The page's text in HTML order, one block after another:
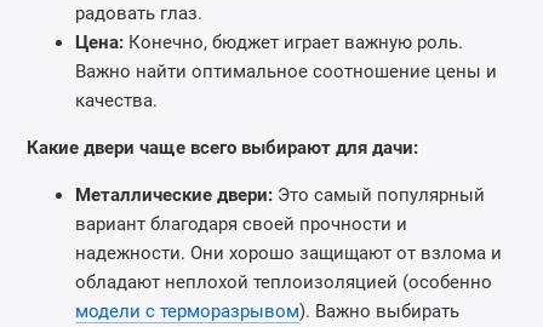
радовать глаз.
Цена: Конечно, бюджет играет важную роль.
Важно найти оптимальное соотношение цены и
качества.
Какие двери чаще всего выбирают для дачи:
Металлические двери: Это самый популярный
вариант благодаря своей прочности и
надежности. Они хорошо защищают от взлома и
обладают неплохой теплоизоляцией (особенно
модели с терморазрывом). Важно выбирать